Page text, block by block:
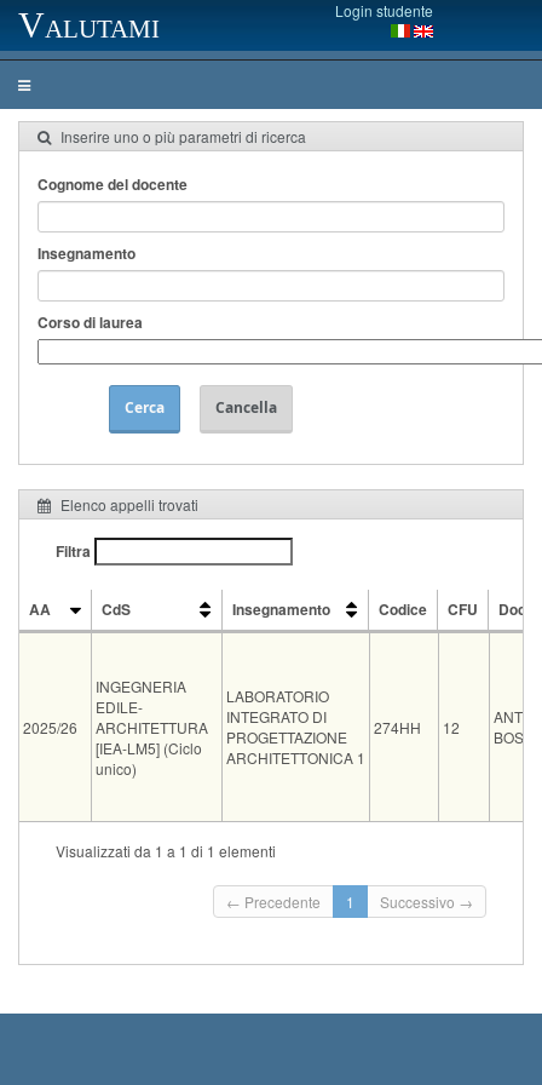
Valutami Login studente
Inserire uno o più parametri di ricerca
Cognome del docente
Insegnamento
Corso di laurea
Cerca Cancella
Elenco appelli trovati
Filtra
AA CdS Insegnamento Codice CFU
2025/26
INGEGNERIA
EDILE-
ARCHITETTURA
[IEA-LM5] (Ciclo
unico)
LABORATORIO
INTEGRATO DI
PROGETTAZIONE
ARCHITETTONICA 1
274HH 12
Data e ora Sede Note
ATTENZIONE PER L'ESAME (codice 274HH) É
FONDAMENTALE...Leggi tutto
Visualizzati da 1 a 1 di 1 elementi
← Precedente 1 Successivo →